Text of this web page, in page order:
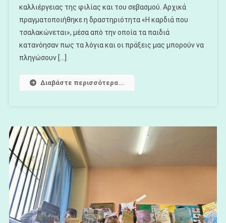
Της
Σχολικής
Βίας
Και
καλλιέργειας της φιλίας και του σεβασμού. Αρχικά
πραγματοποιήθηκε η δραστηριότητα «Η καρδιά που
τσαλακώνεται», μέσα από την οποία τα παιδιά
κατανόησαν πως τα λόγια και οι πράξεις μας μπορούν να
πληγώσουν […]
Διαβάστε περισσότερα...